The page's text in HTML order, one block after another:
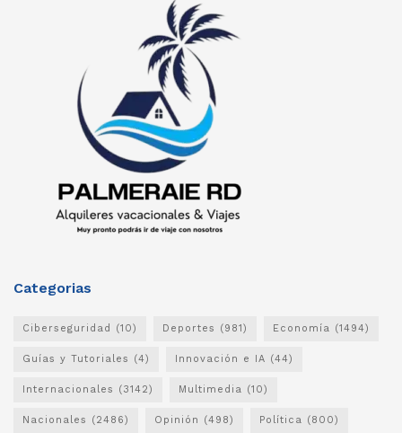
Categorias
Ciberseguridad (10) Deportes (981) Economía (1494)
Guías y Tutoriales (4) Innovación e IA (44)
Internacionales (3142) Multimedia (10)
Nacionales (2486) Opinión (498) Política (800)